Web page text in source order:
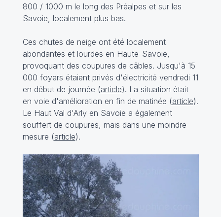
800 / 1000 m le long des Préalpes et sur les
Savoie, localement plus bas.
Ces chutes de neige ont été localement
abondantes et lourdes en Haute-Savoie,
provoquant des coupures de câbles. Jusqu'à 15
000 foyers étaient privés d'électricité vendredi 11
en début de journée (article). La situation était
en voie d'amélioration en fin de matinée (article).
Le Haut Val d'Arly en Savoie a également
souffert de coupures, mais dans une moindre
mesure (article).